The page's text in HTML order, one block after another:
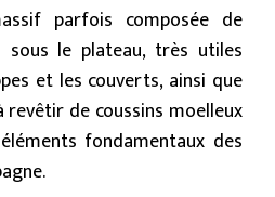
parfois composée de
le plateau, très utiles
et les couverts, ainsi que
revêtir de coussins moelleux
fondamentaux des